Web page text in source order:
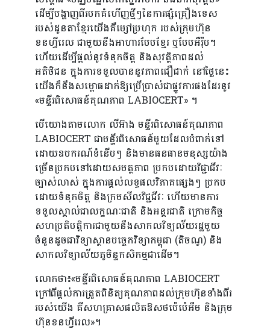
Testing
Media
Center
Events
News
Location
Contact
Profile
Video
ដើម្បីបង្ហាញ​ពីរបក​គំហើញថ្មីៗនៃ​ការ​ផ្សំគ្រឿង​ទេស
របស់ដូន​តាខ្មែរ​យើង​គឺម្សៅប្រហុក​ របស់​ក្រុមហ៊ុន​
ខនហ្វីរេល ជាមួយ​នឹង​អាហារ​បែប​ខ្មែរ ឬបែបអឺរ៉ុប​។
ហើយដើម្បីផ្តល់នូ​វទំនុក​ចិត្ត​ និង​សុវត្ថិភាពដល់​
អតិថិជន​ ក្នុង​ការ​ទទួល​បាន​នូវ​ភាពជឿជាក់ នៅ​ថ្ងៃនេះ
យើង​ក៏​នឹង​សម្ពោធដាក់ឱ្យ​ប្រើប្រាស់​ជាផ្លូវ​ការផងដែរ​នូវ​​
«មន្ទីរ​ពិសោធន៍​គុណភាព LABIOCERT» ។
​បើយោងតាមលោក លីអ៊ាង មន្ទីរ​ពិសោធន៍​គុណភាព
LABIOCERT ជាមន្ទីរ​ពិសោធន៍​មួយ​ដែល​បំពាក់ទៅ​
ដោយ​ឧបករណ៍​ទំនើប​ៗ និង​មាន​ធនធាន​មនុស្សយ៉ាង​
ច្រើន​ប្រកប​ទៅ​ដោយ​សមត្ថភាព​ ប្រកប​ដោយ​វិជ្ជាជីវៈ
ច្បាស់​លាស់ ក្នុង​ការ​ផ្តល់​លទ្ធផលវិភាគ​ផ្សេង​ៗ ប្រកប​
ដោយ​ទំនុក​ចិត្ត និង​ក្រមសីលវិជ្ជជីវៈ​ ហើយ​មាន​ការ​
ទទួលស្គាល់​ជា​លក្ខណៈជាតិ និង​អន្តរជាតិ ក្រោម​កិច្ច​
សហប្រតិបត្តិការ​ជាមួយ​នឹង​សាកលវិទ្យល័យ​រដ្ឋមួយ
ចំនួន​ដូច​ជាវិទ្យាស្ថាន​បច្ចេកវិទ្យាកម្ពុជា (តិចណូ) និង​
សាកលវិទ្យាល័យ​ភូមិន្ទកសិកម្មជាដើម។
លោកថា៖«មន្ទីរ​ពិសោធន៍​គុណភាព LABIOCERT
ក្រៅ​ពីផ្តល់​ការ​ត្រួត​ពិនិត្យ​គុណភាពដល់​ក្រុមហ៊ុន​ទាំង​ពីរ​
របស់​យើង​ គឺសហគ្រាសផលិត​ឱសថប៉េប៉េអឹម និង​ក្រុម
ហ៊ុន​ខនហ្វីរេល»។​​